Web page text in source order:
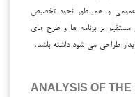
و همینطور نحوه تخصیص
مستقیم بر برنامه ها و طرح های
طراحی می شود داشته باشد.
ANALYSIS OF THE